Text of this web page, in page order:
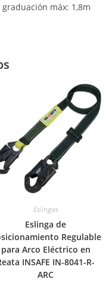
máx: 1,8m
Eslingas
Eslinga de
Regulable
para Arco Eléctrico en
INSAFE IN-8041-R-
ARC